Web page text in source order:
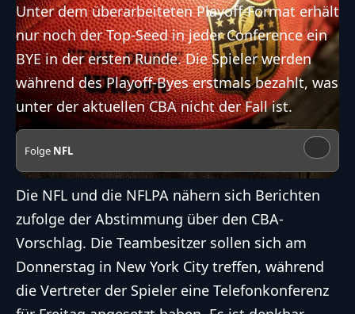
Unter dem überarbeiteten Playoff-Format erhält
nur noch der Top-Seed in jeder Conference ein
BYE in der ersten Runde. Die Spieler werden
während des Playoff-Byes erstmals bezahlt, was
unter der aktuellen CBA nicht der Fall ist.
Folge NFL
Die NFL und die NFLPA nähern sich Berichten
zufolge der Abstimmung über den CBA-
Vorschlag. Die Teambesitzer sollen sich am
Donnerstag in New York City treffen, während
die Vertreter der Spieler eine Telefonkonferenz